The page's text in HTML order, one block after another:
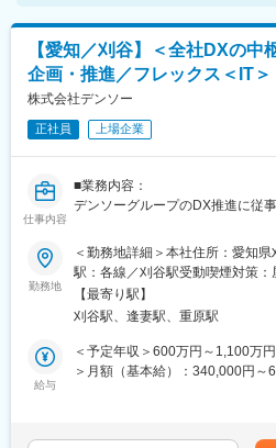
【愛知／刈谷】＜全社DXの中
企画・推進／フレックス＜IT＞
株式会社デンソー
正社員 上場企業
仕事内容
■業務内容：
デンソーグループのDX推進に従
ーバルデンソー16万人をITでつ
くための施策の企画・推進してい
■業務詳細：
＜市民開発推進＞
◇Power Platform活用促進施策の
◇Power Platformの支援・教育の
◇M365を中心としたデジタル活
勤務地
＜勤務地詳細＞本社住所：愛知
駅：各線／刈谷駅受動喫煙対策
の定める事業所（リモートワーク
【最寄り駅】
刈谷駅、逢妻駅、重原駅
給与
＜予定年収＞600万円～1,100万
＞月額（基本給）：340,000円